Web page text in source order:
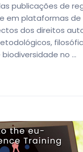
publicações de
em plataformas de
dos direitos
no …